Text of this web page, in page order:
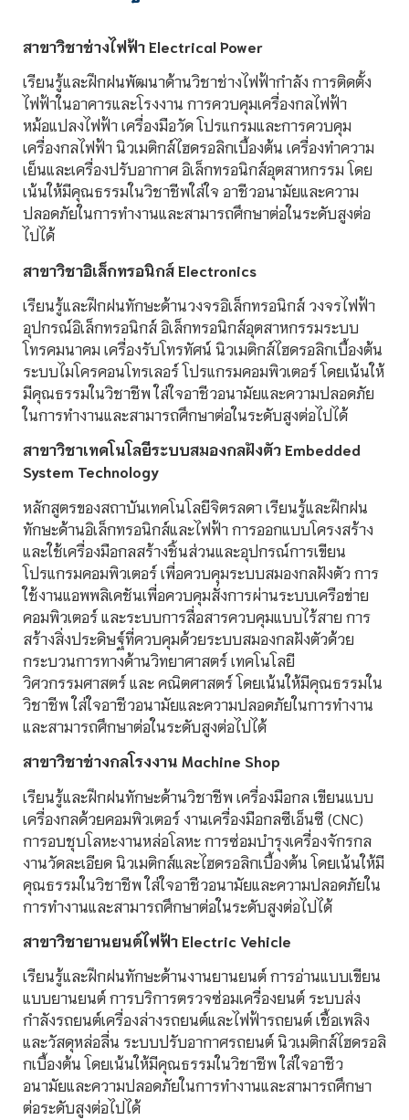
สาขาวิชาช่างไฟฟ้า Electrical Power
เรียนรู้และฝึกฝนพัฒนาด้านวิชาช่างไฟฟ้ากำลัง การติดตั้ง
ไฟฟ้าในอาคารและโรงงาน การควบคุมเครื่องกลไฟฟ้า
หม้อแปลงไฟฟ้า เครื่องมือวัด โปรแกรมและการควบคุม
เครื่องกลไฟฟ้า นิวเมติกส์ไฮดรอลิกเบื้องต้น เครื่องทำความ
เย็นและเครื่องปรับอากาศ อิเล็กทรอนิกส์อุตสาหกรรม โดย
เน้นให้มีคุณธรรมในวิชาชีพใส่ใจ อาชีวอนามัยและความ
ปลอดภัยในการทำงานและสามารถศึกษาต่อในระดับสูงต่อ
ไปได้
สาขาวิชาอิเล็กทรอนิกส์ Electronics
เรียนรู้และฝึกฝนทักษะด้านวงจรอิเล็กทรอนิกส์ วงจรไฟฟ้า
อุปกรณ์อิเล็กทรอนิกส์ อิเล็กทรอนิกส์อุตสาหกรรมระบบ
โทรคมนาคม เครื่องรับโทรทัศน์ นิวเมติกส์ไฮดรอลิกเบื้องต้น
ระบบไมโครคอนโทรเลอร์ โปรแกรมคอมพิวเตอร์ โดยเน้นให้
มีคุณธรรมในวิชาชีพ ใส่ใจอาชีวอนามัยและความปลอดภัย
ในการทำงานและสามารถศึกษาต่อในระดับสูงต่อไปได้
สาขาวิชาเทคโนโลยีระบบสมองกลฝังตัว Embedded
System Technology
หลักสูตรของสถาบันเทคโนโลยีจิตรลดา เรียนรู้และฝึกฝน
ทักษะด้านอิเล็กทรอนิกส์และไฟฟ้า การออกแบบโครงสร้าง
และใช้เครื่องมือกลสร้างชิ้นส่วนและอุปกรณ์การเขียน
โปรแกรมคอมพิวเตอร์ เพื่อควบคุมระบบสมองกลฝังตัว การ
ใช้งานแอพพลิเคชันเพื่อควบคุมสั่งการผ่านระบบเครือข่าย
คอมพิวเตอร์ และระบบการสื่อสารควบคุมแบบไร้สาย การ
สร้างสิ่งประดิษฐ์ที่ควบคุมด้วยระบบสมองกลฝังตัวด้วย
กระบวนการทางด้านวิทยาศาสตร์ เทคโนโลยี
วิศวกรรมศาสตร์ และ คณิตศาสตร์ โดยเน้นให้มีคุณธรรมใน
วิชาชีพ ใส่ใจอาชีวอนามัยและความปลอดภัยในการทำงาน
และสามารถศึกษาต่อในระดับสูงต่อไปได้
สาขาวิชาช่างกลโรงงาน Machine Shop
เรียนรู้และฝึกฝนทักษะด้านวิชาชีพ เครื่องมือกล เขียนแบบ
เครื่องกลด้วยคอมพิวเตอร์ งานเครื่องมือกลซีเอ็นซี (CNC)
การอบชุบโลหะงานหล่อโลหะ การซ่อมบำรุงเครื่องจักรกล
งานวัดละเอียด นิวเมติกส์และไฮดรอลิกเบื้องต้น โดยเน้นให้มี
คุณธรรมในวิชาชีพ ใส่ใจอาชีวอนามัยและความปลอดภัยใน
การทำงานและสามารถศึกษาต่อในระดับสูงต่อไปได้
สาขาวิชายานยนต์ไฟฟ้า Electric Vehicle
เรียนรู้และฝึกฝนทักษะด้านงานยานยนต์ การอ่านแบบเขียน
แบบยานยนต์ การบริการตรวจซ่อมเครื่องยนต์ ระบบส่ง
กำลังรถยนต์เครื่องล่างรถยนต์และไฟฟ้ารถยนต์ เชื้อเพลิง
และวัสดุหล่อลื่น ระบบปรับอากาศรถยนต์ นิวเมติกส์ไฮดรอลิ
กเบื้องต้น โดยเน้นให้มีคุณธรรมในวิชาชีพ ใส่ใจอาชีว
อนามัยและความปลอดภัยในการทำงานและสามารถศึกษา
ต่อระดับสูงต่อไปได้